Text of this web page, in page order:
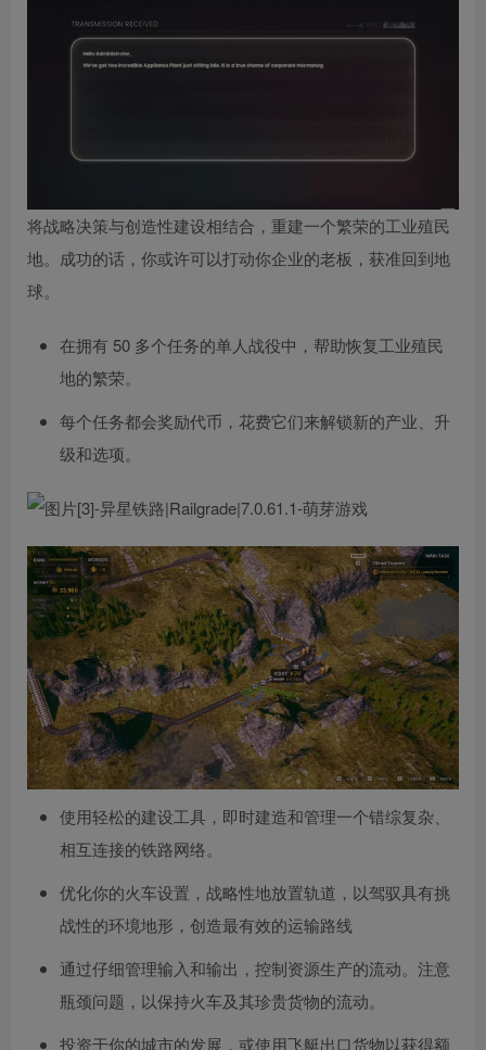
将战略决策与创造性建设相结合，重建一个繁荣的工业殖民
地。成功的话，你或许可以打动你企业的老板，获准回到地
球。
在拥有 50 多个任务的单人战役中，帮助恢复工业殖民
地的繁荣。
每个任务都会奖励代币，花费它们来解锁新的产业、升
级和选项。
使用轻松的建设工具，即时建造和管理一个错综复杂、
相互连接的铁路网络。
优化你的火车设置，战略性地放置轨道，以驾驭具有挑
战性的环境地形，创造最有效的运输路线
通过仔细管理输入和输出，控制资源生产的流动。注意
瓶颈问题，以保持火车及其珍贵货物的流动。
投资于你的城市的发展，或使用飞艇出口货物以获得额